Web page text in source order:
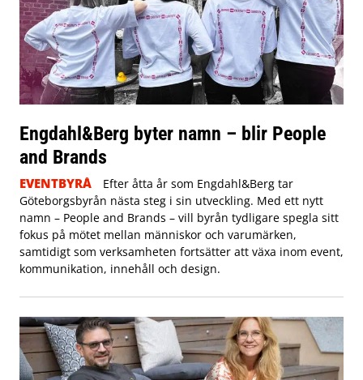
Engdahl&Berg byter namn – blir People
and Brands
EVENTBYRÅ
Efter åtta år som Engdahl&Berg tar
Göteborgsbyrån nästa steg i sin utveckling. Med ett nytt
namn – People and Brands – vill byrån tydligare spegla sitt
fokus på mötet mellan människor och varumärken,
samtidigt som verksamheten fortsätter att växa inom event,
kommunikation, innehåll och design.